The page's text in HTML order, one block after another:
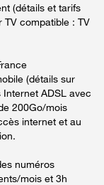
(détails et tarifs
compatible : TV
(détails sur
ADSL avec
200Go/mois
internet et au
numéros
mois et 3h